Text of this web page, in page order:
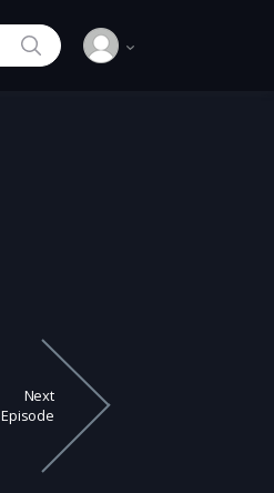
SEARCH
Next
Episode